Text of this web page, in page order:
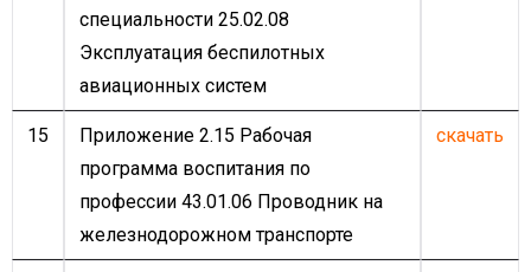
специальности 25.02.08
Эксплуатация беспилотных
авиационных систем
15
Приложение 2.15 Рабочая
программа воспитания по
профессии 43.01.06 Проводник на
железнодорожном транспорте
скачать